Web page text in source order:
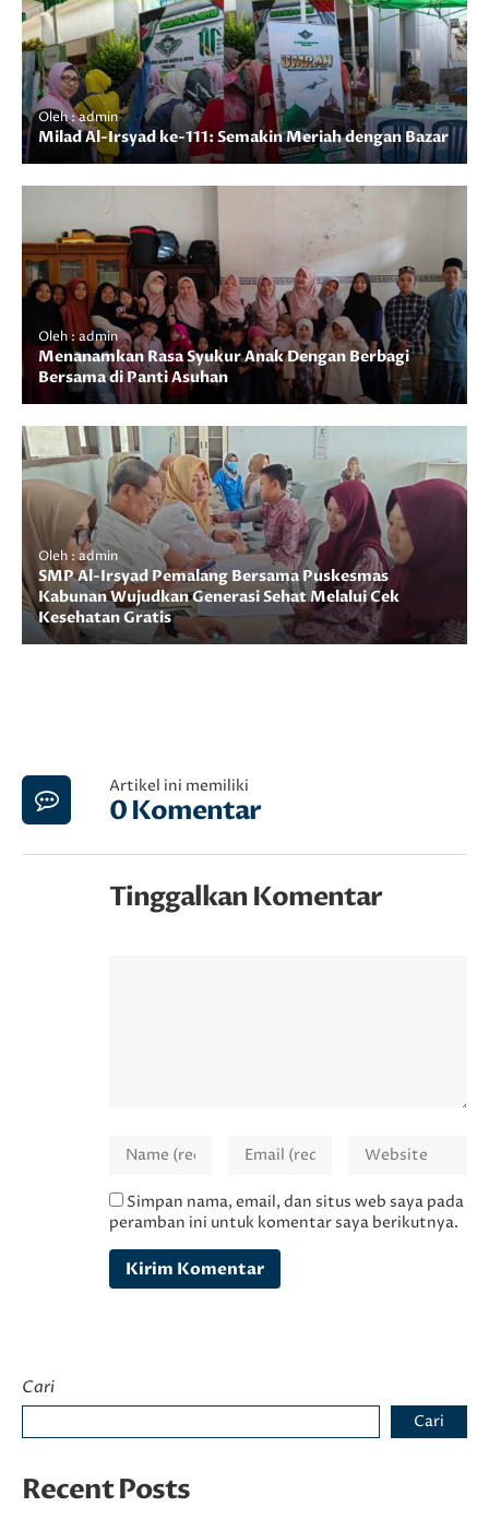
Oleh : admin
Milad Al-Irsyad ke-111: Semakin Meriah dengan Bazar
Oleh : admin
Menanamkan Rasa Syukur Anak Dengan Berbagi
Bersama di Panti Asuhan
Oleh : admin
SMP Al-Irsyad Pemalang Bersama Puskesmas
Kabunan Wujudkan Generasi Sehat Melalui Cek
Kesehatan Gratis
Artikel ini memiliki
0 Komentar
Tinggalkan Komentar
Simpan nama, email, dan situs web saya pada
peramban ini untuk komentar saya berikutnya.
Cari
Cari
Recent Posts